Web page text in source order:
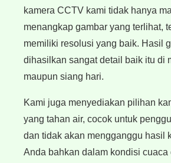
kamera CCTV kami tidak hanya
menangkap gambar yang terlihat,
memiliki resolusi yang baik. Hasil
dihasilkan sangat detail baik itu di
maupun siang hari.
Kami juga menyediakan pilihan
yang tahan air, cocok untuk
dan tidak akan mengganggu hasil
Anda bahkan dalam kondisi cuaca